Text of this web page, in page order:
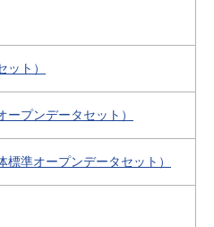
ト）
プンデータセット）
準オープンデータセット）